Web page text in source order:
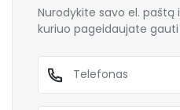
Nurodykite savo el.
kuriuo pageidaujate